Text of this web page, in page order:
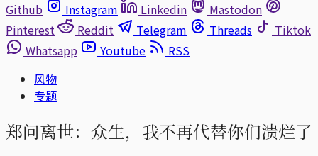
Github
Instagram Linkedin
Mastodon
Pinterest
Reddit Telegram Threads
Tiktok
Whatsapp
Youtube
RSS
风物
专题
郑问离世：众生，我不再代替你们溃烂了